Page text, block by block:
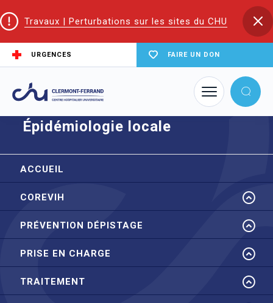
Travaux | Perturbations sur les sites du CHU
URGENCES FAIRE UN DON
Accueil Épidémiologie locale
Épidémiologie locale
ACCUEIL
COREVIH
PRÉVENTION DÉPISTAGE
PRISE EN CHARGE
TRAITEMENT